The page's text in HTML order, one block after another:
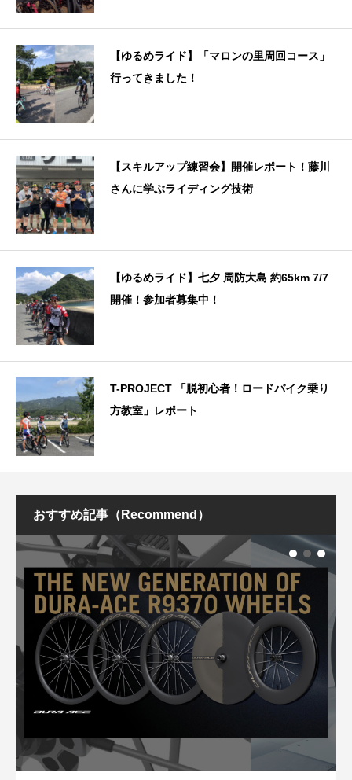
【ゆるめライド】「マロンの里周回コース」
行ってきました！
【スキルアップ練習会】開催レポート！藤川
さんに学ぶライディング技術
【ゆるめライド】七夕 周防大島 約65km 7/7
開催！参加者募集中！
T-PROJECT 「脱初心者！ロードバイク乗り
方教室」レポート
おすすめ記事（Recommend）